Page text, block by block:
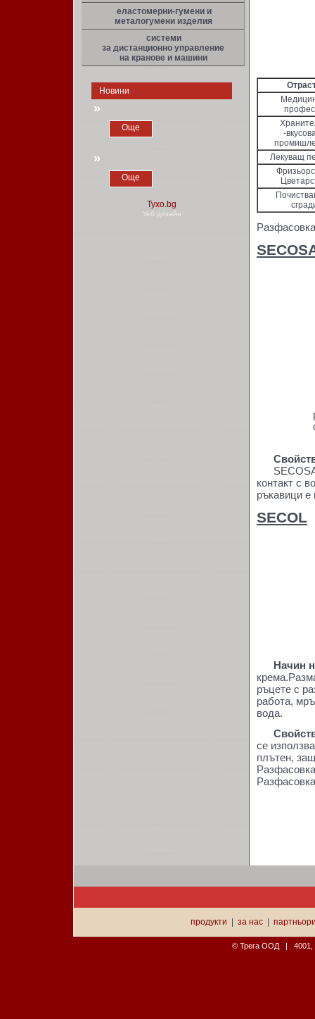
еластомерни-гумени и
металогумени изделия
системи
за дистанционно управление
на кранове и машини
Новини
»
Още
»
Още
Уеб дизайн
-
Лекуващ
контакт с
ръкавици
SECOL
Начин
ръцете с
работа,
вода.
се
плътен,
Разфасовка
продукти за нас|
© Трега ООД | 4001,